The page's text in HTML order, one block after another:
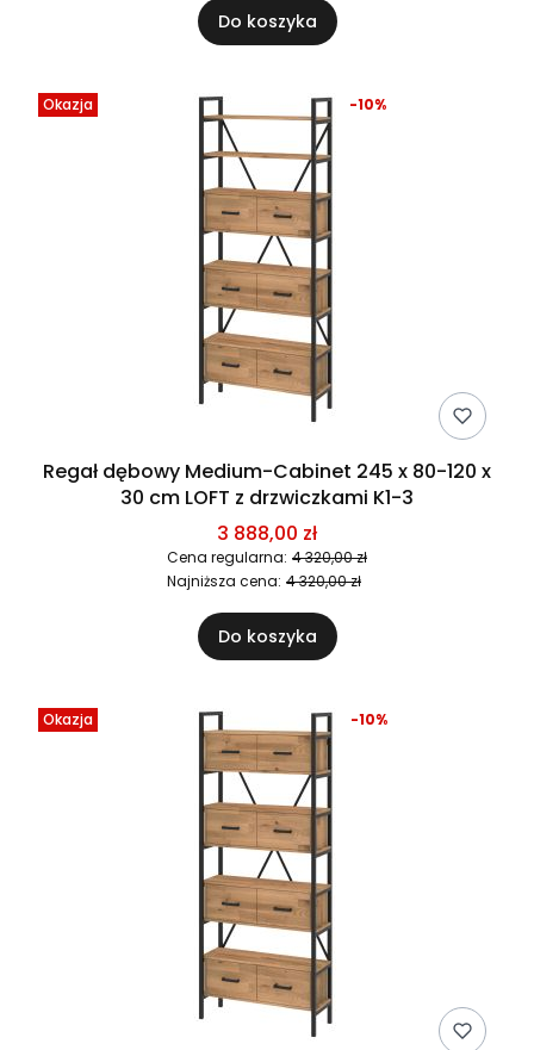
Do koszyka
Okazja
Regał dębowy Medium-Cabinet 245 x 80-120 x
30 cm LOFT z drzwiczkami K1-3
3 888,00 zł
Cena regularna: 4 320,00 zł
-10%
Najniższa cena: 4 320,00 zł
Do koszyka
Okazja -10%